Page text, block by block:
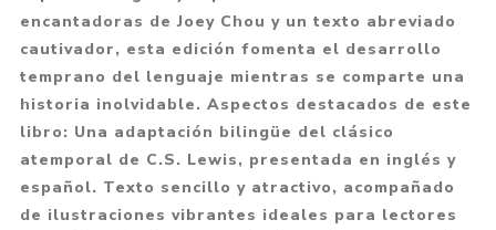
encantadoras de Joey Chou y un texto abreviado
cautivador, esta edición fomenta el desarrollo
temprano del lenguaje mientras se comparte una
historia inolvidable. Aspectos destacados de este
libro: Una adaptación bilingüe del clásico
atemporal de C.S. Lewis, presentada en inglés y
español. Texto sencillo y atractivo, acompañado
de ilustraciones vibrantes ideales para lectores